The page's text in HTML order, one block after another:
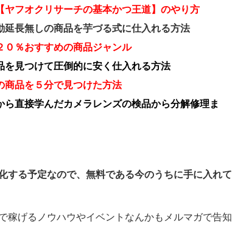
ヤフオクリサーチの基本かつ王道】のやり方
延長無しの商品を芋づる式に仕入れる方法
０％おすすめの商品ジャンル
を見つけて圧倒的に安く仕入れる方法
商品を５分で見つけた方法
ら直接学んだカメラレンズの検品から分解修理ま
する予定なので、無料である今のうちに手に入れて
稼げるノウハウやイベントなんかもメルマガで告知